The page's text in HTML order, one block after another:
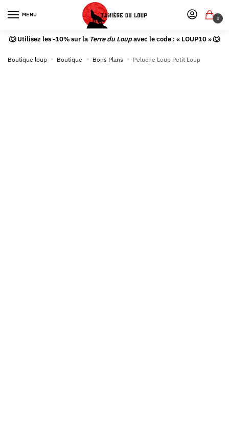
MENU
0
🐺 Utilisez les -10% sur la Terre du Loupavec le code : « LOUP10 » 🐺
Boutique loup » Boutique » Bons Plans » Peluche Loup Petit Loup